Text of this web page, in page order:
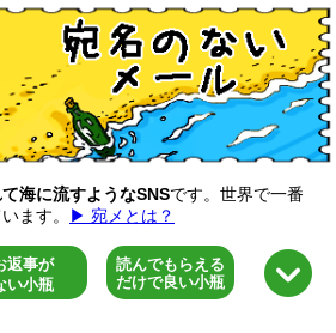
海に流すようなSNSです。世界で一番
ます。
▶ 宛メとは？
返事が
い小瓶
読んでもらえる
だけで良い小瓶